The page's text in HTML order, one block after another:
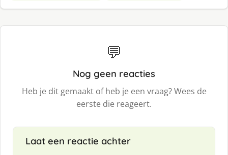
💬
Nog geen reacties
Heb je dit gemaakt of heb je een vraag? Wees de
eerste die reageert.
Laat een reactie achter